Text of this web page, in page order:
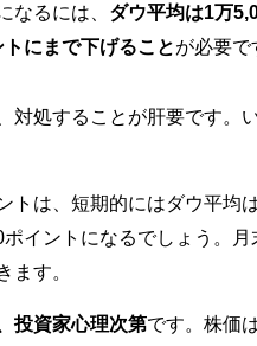
なるには、 ダウ平均は1万
にまで下げることが必要で
対処することが肝要です。
トは、短期的にはダウ平均
イントになるでしょう。月
ます。
投資家心理次第です。株価